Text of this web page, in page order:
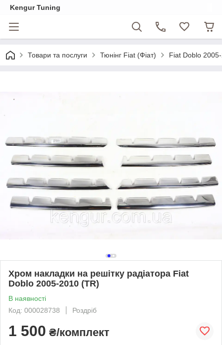
Kengur Tuning
Товари та послуги Тюнінг Fiat (Фіат) Fiat Doblo
Хром накладки на решітку радіатора Fiat
Doblo 2005-2010 (TR)
В наявності
Код: 000028738
Роздріб
1 500 ₴/комплект